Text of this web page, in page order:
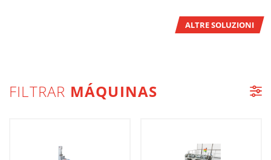
ALTRE SOLUZIONI
FILTRAR MÁQUINAS